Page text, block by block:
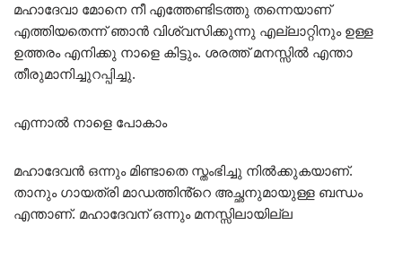
മഹാദേവാ മോനെ നീ എത്തേണ്ടിടത്തു തന്നെയാണ്
എത്തിയതെന്ന് ഞാൻ വിശ്വസിക്കുന്നു എല്ലാറ്റിനും ഉള്ള
ഉത്തരം എനിക്കു നാളെ കിട്ടും. ശരത്ത് മനസ്സിൽ എന്താ
തീരുമാനിച്ചുറപ്പിച്ചു.
എന്നാൽ നാളെ പോകാം
മഹാദേവൻ ഒന്നും മിണ്ടാതെ സ്തംഭിച്ചു നിൽക്കുകയാണ്.
താനും ഗായത്രി മാഡത്തിൻ്റെ അച്ഛനുമായുള്ള ബന്ധം
എന്താണ്. മഹാദേവന് ഒന്നും മനസ്സിലായില്ല